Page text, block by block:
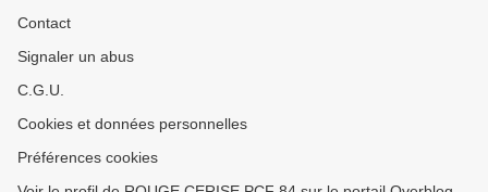
Contact
Signaler un abus
C.G.U.
Cookies et données personnelles
Préférences cookies